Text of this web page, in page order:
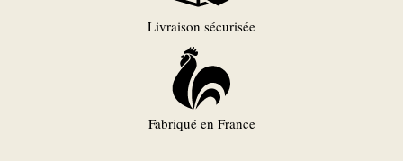
Livraison sécurisée
Fabriqué en France